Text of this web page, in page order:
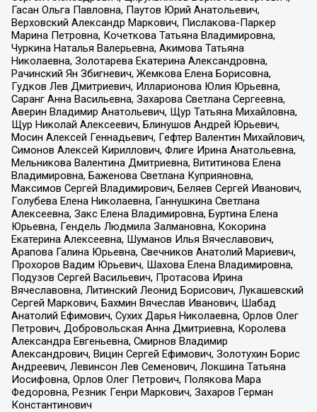
Гасан Ольга Павловна, Паутов Юрий Анатольевич,
Верховский Александр Маркович, Пислакова-Паркер
Марина Петровна, Кочеткова Татьяна Владимировна,
Чуркина Наталья Валерьевна, Акимова Татьяна
Николаевна, Золотарева Екатерина Александровна,
Рачинский Ян Збигневич, Жемкова Елена Борисовна,
Гудков Лев Дмитриевич, Илларионова Юлия Юрьевна,
Саранг Анна Васильевна, Захарова Светлана Сергеевна,
Аверин Владимир Анатольевич, Щур Татьяна Михайловна,
Щур Николай Алексеевич, Блинушов Андрей Юрьевич,
Мосин Алексей Геннадьевич, Гефтер Валентин Михайлович,
Симонов Алексей Кириллович, Флиге Ирина Анатольевна,
Мельникова Валентина Дмитриевна, Вититинова Елена
Владимировна, Баженова Светлана Куприяновна,
Максимов Сергей Владимирович, Беляев Сергей Иванович,
Голубева Елена Николаевна, Ганнушкина Светлана
Алексеевна, Закс Елена Владимировна, Буртина Елена
Юрьевна, Гендель Людмила Залмановна, Кокорина
Екатерина Алексеевна, Шуманов Илья Вячеславович,
Арапова Галина Юрьевна, Свечников Анатолий Мариевич,
Прохоров Вадим Юрьевич, Шахова Елена Владимировна,
Подузов Сергей Васильевич, Протасова Ирина
Вячеславовна, Литинский Леонид Борисович, Лукашевский
Сергей Маркович, Бахмин Вячеслав Иванович, Шабад
Анатолий Ефимович, Сухих Дарья Николаевна, Орлов Олег
Петрович, Добровольская Анна Дмитриевна, Королева
Александра Евгеньевна, Смирнов Владимир
Александрович, Вицин Сергей Ефимович, Золотухин Борис
Андреевич, Левинсон Лев Семенович, Локшина Татьяна
Иосифовна, Орлов Олег Петрович, Полякова Мара
Федоровна, Резник Генри Маркович, Захаров Герман
Константинович